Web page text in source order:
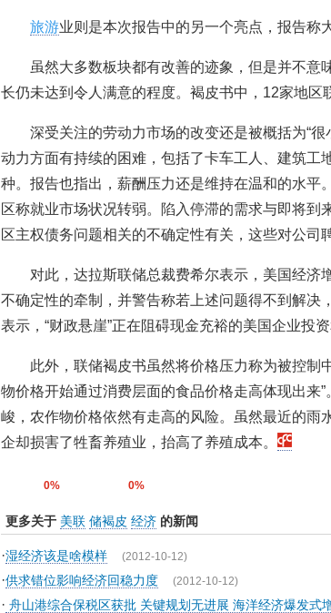
旅游业则是本次报告中的另一个亮点，报告称
虽然大多数板块都有改善的迹象，但是并不意
长仍未达到令人满意的程度。褐皮书中，12家地区
深受关注的劳动力市场的改变还是被概括为“
动力方面有持续的困难，包括了卡车工人、建筑工
种。报告也指出，薪酬压力还是维持在温和的水平
区称就业市场状况转弱。陷入停滞的需求与即将到
区主权债务问题相关的不确定性有关，这些对公司
对此，达拉斯联储总裁费希尔表示，美国经济
不确定性的牵制，并警告称若上述问题得不到解决
表示，“财政悬崖”正在阻碍现金充裕的美国企业投资
此外，联储褐皮书虽然将价格压力称为被控制
物价格开始通过消费层面的食品价格走高体现出来
峻，农作物价格依然有走高的风险。虽然最近的雨
企却损害了牲畜养殖业，抬高了养殖成本。
0% 0%
更多关于 美联 储褐皮 经济 的新闻
·湿经济该是啥模样 (2012-10-12)
·供求错位影响经济回稳力度 (2012-10-12)
· 舟山港综合保税区获批 关键规划无进展 海洋经济爆发式